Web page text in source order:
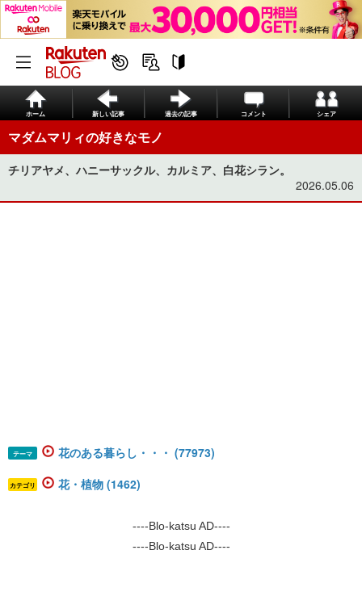
ホーム 新しい記事 過去の記事 コメント シェア
マダムマリィの好きなモノ
チリアヤメ、ハニーサックル、カルミア、白花シラン。
2026.05.06
テーマ 花のある暮らし・・・ (77973)
カテゴリ 花・植物 (1462)
----Blo-katsu AD----
----Blo-katsu AD----